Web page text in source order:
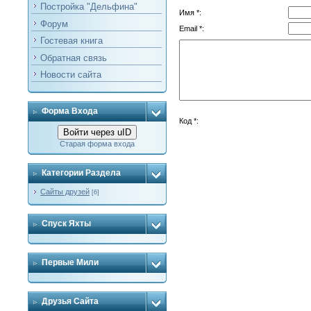
Постройка "Дельфина"
Форум
Гостевая книга
Обратная связь
Новости сайта
Форма Входа
Войти через uID
Старая форма входа
Категории Раздела
Сайты друзей [6]
Спуск Яхты
Первые Мили
Друзья Сайта
Имя *:
Email *:
Код *: